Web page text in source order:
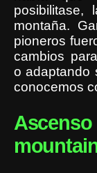
posibilitase,
montaña.
pioneros
cambios
o adaptando
conocemos